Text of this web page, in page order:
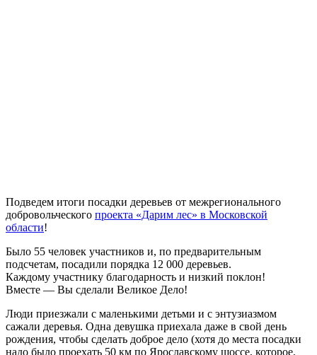
Подведем итоги посадки деревьев от межрегионального
добровольческого проекта «Дарим лес» в Московской
области!
Было 55 человек участников и, по предварительным
подсчетам, посадили порядка 12 000 деревьев.
Каждому участнику благодарность и низкий поклон!
Вместе — Вы сделали Великое Дело!
Люди приезжали с маленькими детьми и с энтузиазмом
сажали деревья. Одна девушка приехала даже в свой день
рождения, чтобы сделать доброе дело (хотя до места посадки
надо было проехать 50 км по Ярославскому шоссе, которое,